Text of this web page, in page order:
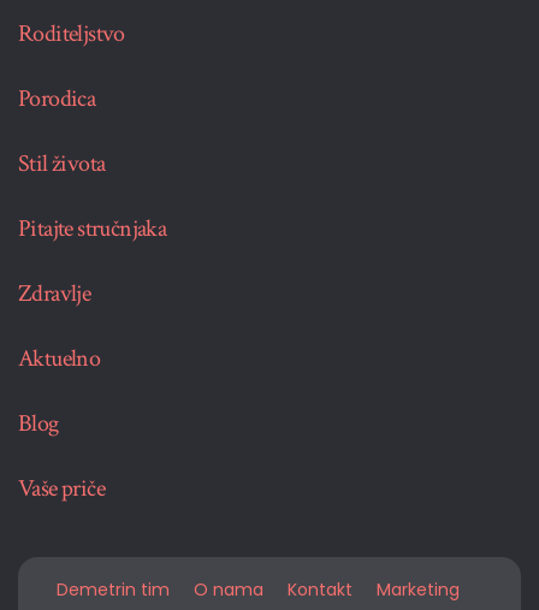
Roditeljstvo
Porodica
Stil života
Pitajte stručnjaka
Zdravlje
Aktuelno
Blog
Vaše priče
Demetrin tim O nama Kontakt Marketing